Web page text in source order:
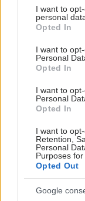
not limited to
grant or deny
use your data
consent section.
I want to
personal
Opted In
I want to
Personal
Opted In
I want to
Personal
Opted In
I want to
Retention,
Personal
Purposes for
Opted Out
Google
Προσθέστε
shares